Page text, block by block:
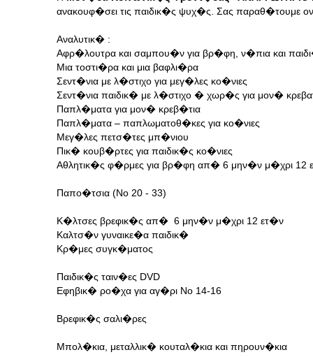
ανακουφ�σει τις παιδικ�ς ψυχ�ς. Σας παραθ�τουμε
Αναλυτικ� :
Αφρ�λουτρα και σαμπου�ν για βρ�φη, ν�πια και
Μια τοστι�ρα και μια βαφλι�ρα
Σεντ�νια με λ�στιχο για μεγ�λες κο�νιες
Σεντ�νια παιδικ� με λ�στιχο � χωρ�ς για μον�
Παπλ�ματα για μον� κρεβ�τια
Παπλ�ματα – παπλωματοθ�κες για κο�νιες
Μεγ�λες πετσ�τες μπ�νιου
Πικ� κουβ�ρτες για παιδικ�ς κο�νιες
Αθλητικ�ς φ�ρμες για βρ�φη απ� 6 μην�ν μ�χρι 12
Παπο�τσια (Νο 20 - 33)
Κ�λτσες βρεφικ�ς απ� 6 μην�ν μ�χρι 12 ετ�ν
Καλτσ�ν γυναικε�α παιδικ�
Κρ�μες συγκ�ματος
Παιδικ�ς ταιν�ες DVD
Εφηβικ� ρο�χα για αγ�ρι Νο 14-16
Βρεφικ�ς σαλι�ρες
Μπολ�κια, μεταλλικ� κουταλ�κια και πηρουν�κια